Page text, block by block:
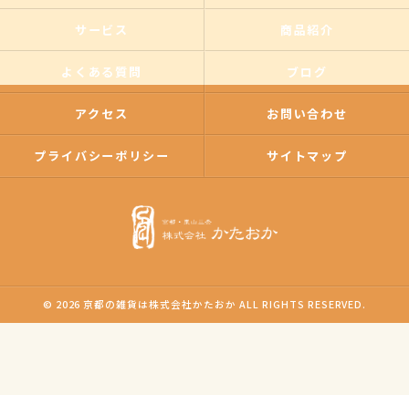
サービス 商品紹介
よくある質問 ブログ
アクセス お問い合わせ
プライバシーポリシー サイトマップ
© 2026 京都の雑貨は株式会社かたおか ALL RIGHTS RESERVED.